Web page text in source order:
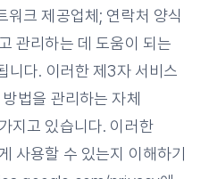
워크 제공업체; 연락처 양식
관리하는 데 도움이 되는
니다. 이러한 제3자 서비스
법을 관리하는 자체
지고 있습니다. 이러한
사용할 수 있는지 이해하기